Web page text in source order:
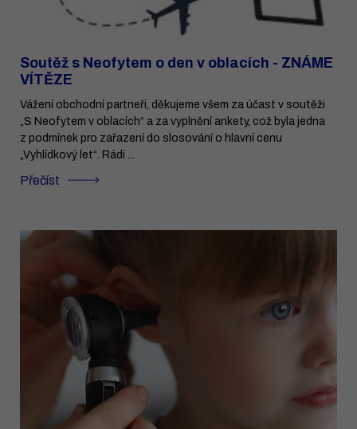
Soutěž s Neofytem o den v oblacích - ZNÁME
VÍTĚZE
Vážení obchodní partneři, děkujeme všem za účast v soutěži
„S Neofytem v oblacích“ a za vyplnění ankety, což byla jedna
z podmínek pro zařazení do slosování o hlavní cenu
„Vyhlídkový let“. Rádi ...
Přečíst